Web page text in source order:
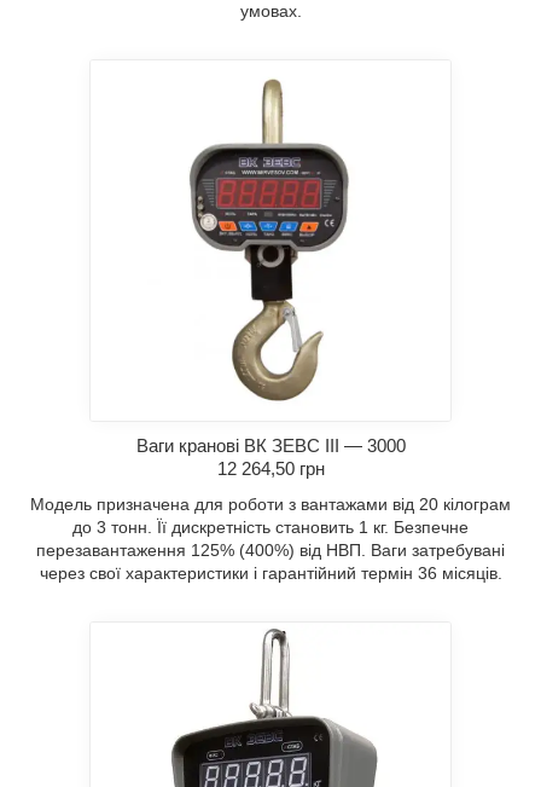
умовах.
Ваги кранові ВК ЗЕВС III — 3000
12 264,50 грн
Модель призначена для роботи з вантажами від 20 кілограм
до 3 тонн. Її дискретність становить 1 кг. Безпечне
перезавантаження 125% (400%) від НВП. Ваги затребувані
через свої характеристики і гарантійний термін 36 місяців.